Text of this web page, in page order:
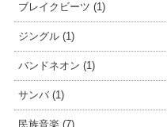
ブレイクビーツ (1)
ジングル (1)
バンドネオン (1)
サンバ (1)
民族音楽 (7)